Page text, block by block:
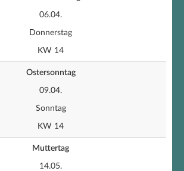
06.04.
Donnerstag
KW 14
Ostersonntag
09.04.
Sonntag
KW 14
Muttertag
14.05.